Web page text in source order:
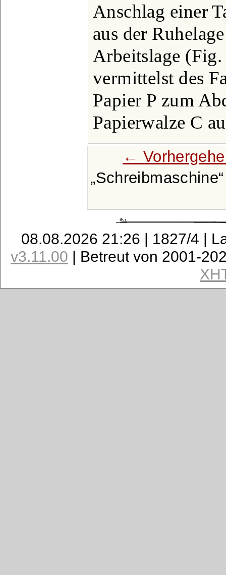
Anschlag einer
aus der
Arbeitslage
vermittelst des
Papier P zum
Papierwalze C
←
Schreibmaschine
08.08.2026 21:26 | 1827/4 |
v3.11.00 | Betreut von 2001-